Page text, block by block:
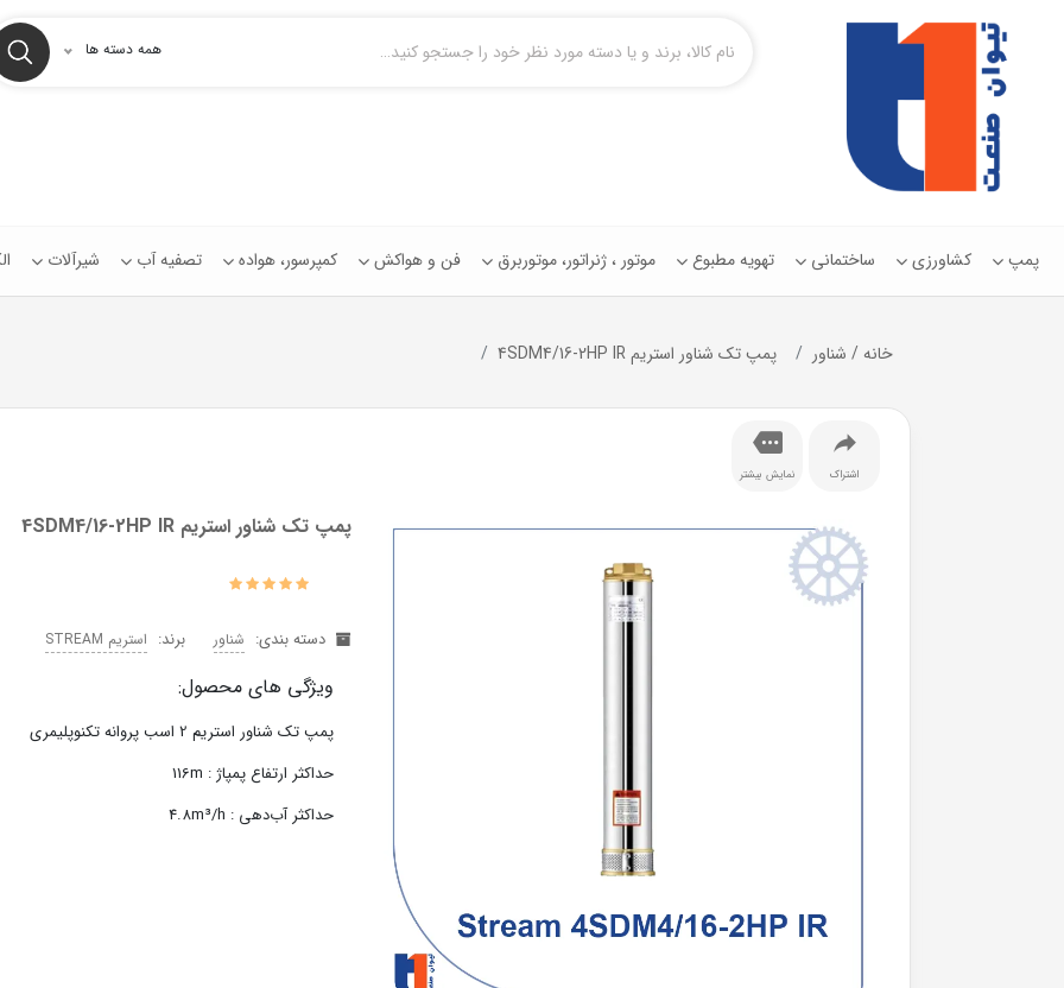
همه دسته ها
پمپ کشاورزی ساختمانی تهویه مطبوع موتور ، ژنراتور، موتوربرق فن و هواکش کمپرسور، هواده تصفیه آب شیرآلات
خانه/ شناور پمپ تک شناور استريم 4SDM4/16-2HP IR
اشتراک نمایش بیشتر
پمپ تک شناور استريم 4SDM4/16-2HP IR
دسته بندی: شناور برند: استریم STREAM
ویژگی های محصول:
پمپ تک شناور استريم 2 اسب پروانه تکنوپلیمری
حداکثر ارتفاع پمپاژ : 116m
حداکثر آب‌دهی : 4.8m³/h